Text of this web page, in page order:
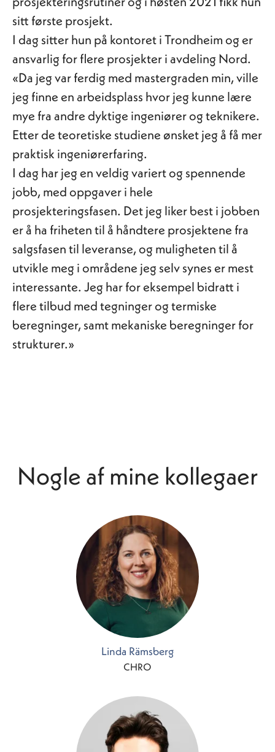
sitt første prosjekt.
I dag sitter hun på kontoret i Trondheim og er
ansvarlig for flere prosjekter i avdeling Nord.
«Da jeg var ferdig med mastergraden min, ville
jeg finne en arbeidsplass hvor jeg kunne lære
mye fra andre dyktige ingeniører og teknikere.
Etter de teoretiske studiene ønsket jeg å få mer
praktisk ingeniørerfaring.
I dag har jeg en veldig variert og spennende
jobb, med oppgaver i hele
prosjekteringsfasen. Det jeg liker best i jobben
er å ha friheten til å håndtere prosjektene fra
salgsfasen til leveranse, og muligheten til å
utvikle meg i områdene jeg selv synes er mest
interessante. Jeg har for eksempel bidratt i
flere tilbud med tegninger og termiske
beregninger, samt mekaniske beregninger for
strukturer.»
Nogle af mine kollegaer
Linda Rämsberg
CHRO